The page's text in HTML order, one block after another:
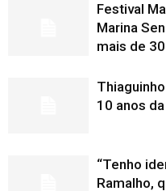
Festival
Marina
mais de
10 anos da
“Tenho
Ramalho,